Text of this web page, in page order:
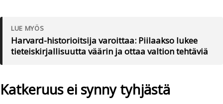
LUE MYÖS
Harvard-historioitsija varoittaa: Piilaakso lukee
tieteiskirjallisuutta väärin ja ottaa valtion tehtäviä
Katkeruus ei synny tyhjästä